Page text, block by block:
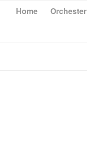
Home Orchester